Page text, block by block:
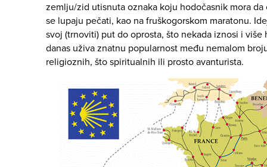
zemlju/zid utisnuta oznaka koju hodočasnik mora
se lupaju pečati, kao na fruškogorskom maratonu.
svoj (trnoviti) put do oprosta, što nekada iznosi i više
danas uživa znatnu popularnost među nemalom
religioznih, što spiritualnih ili prosto avanturista.